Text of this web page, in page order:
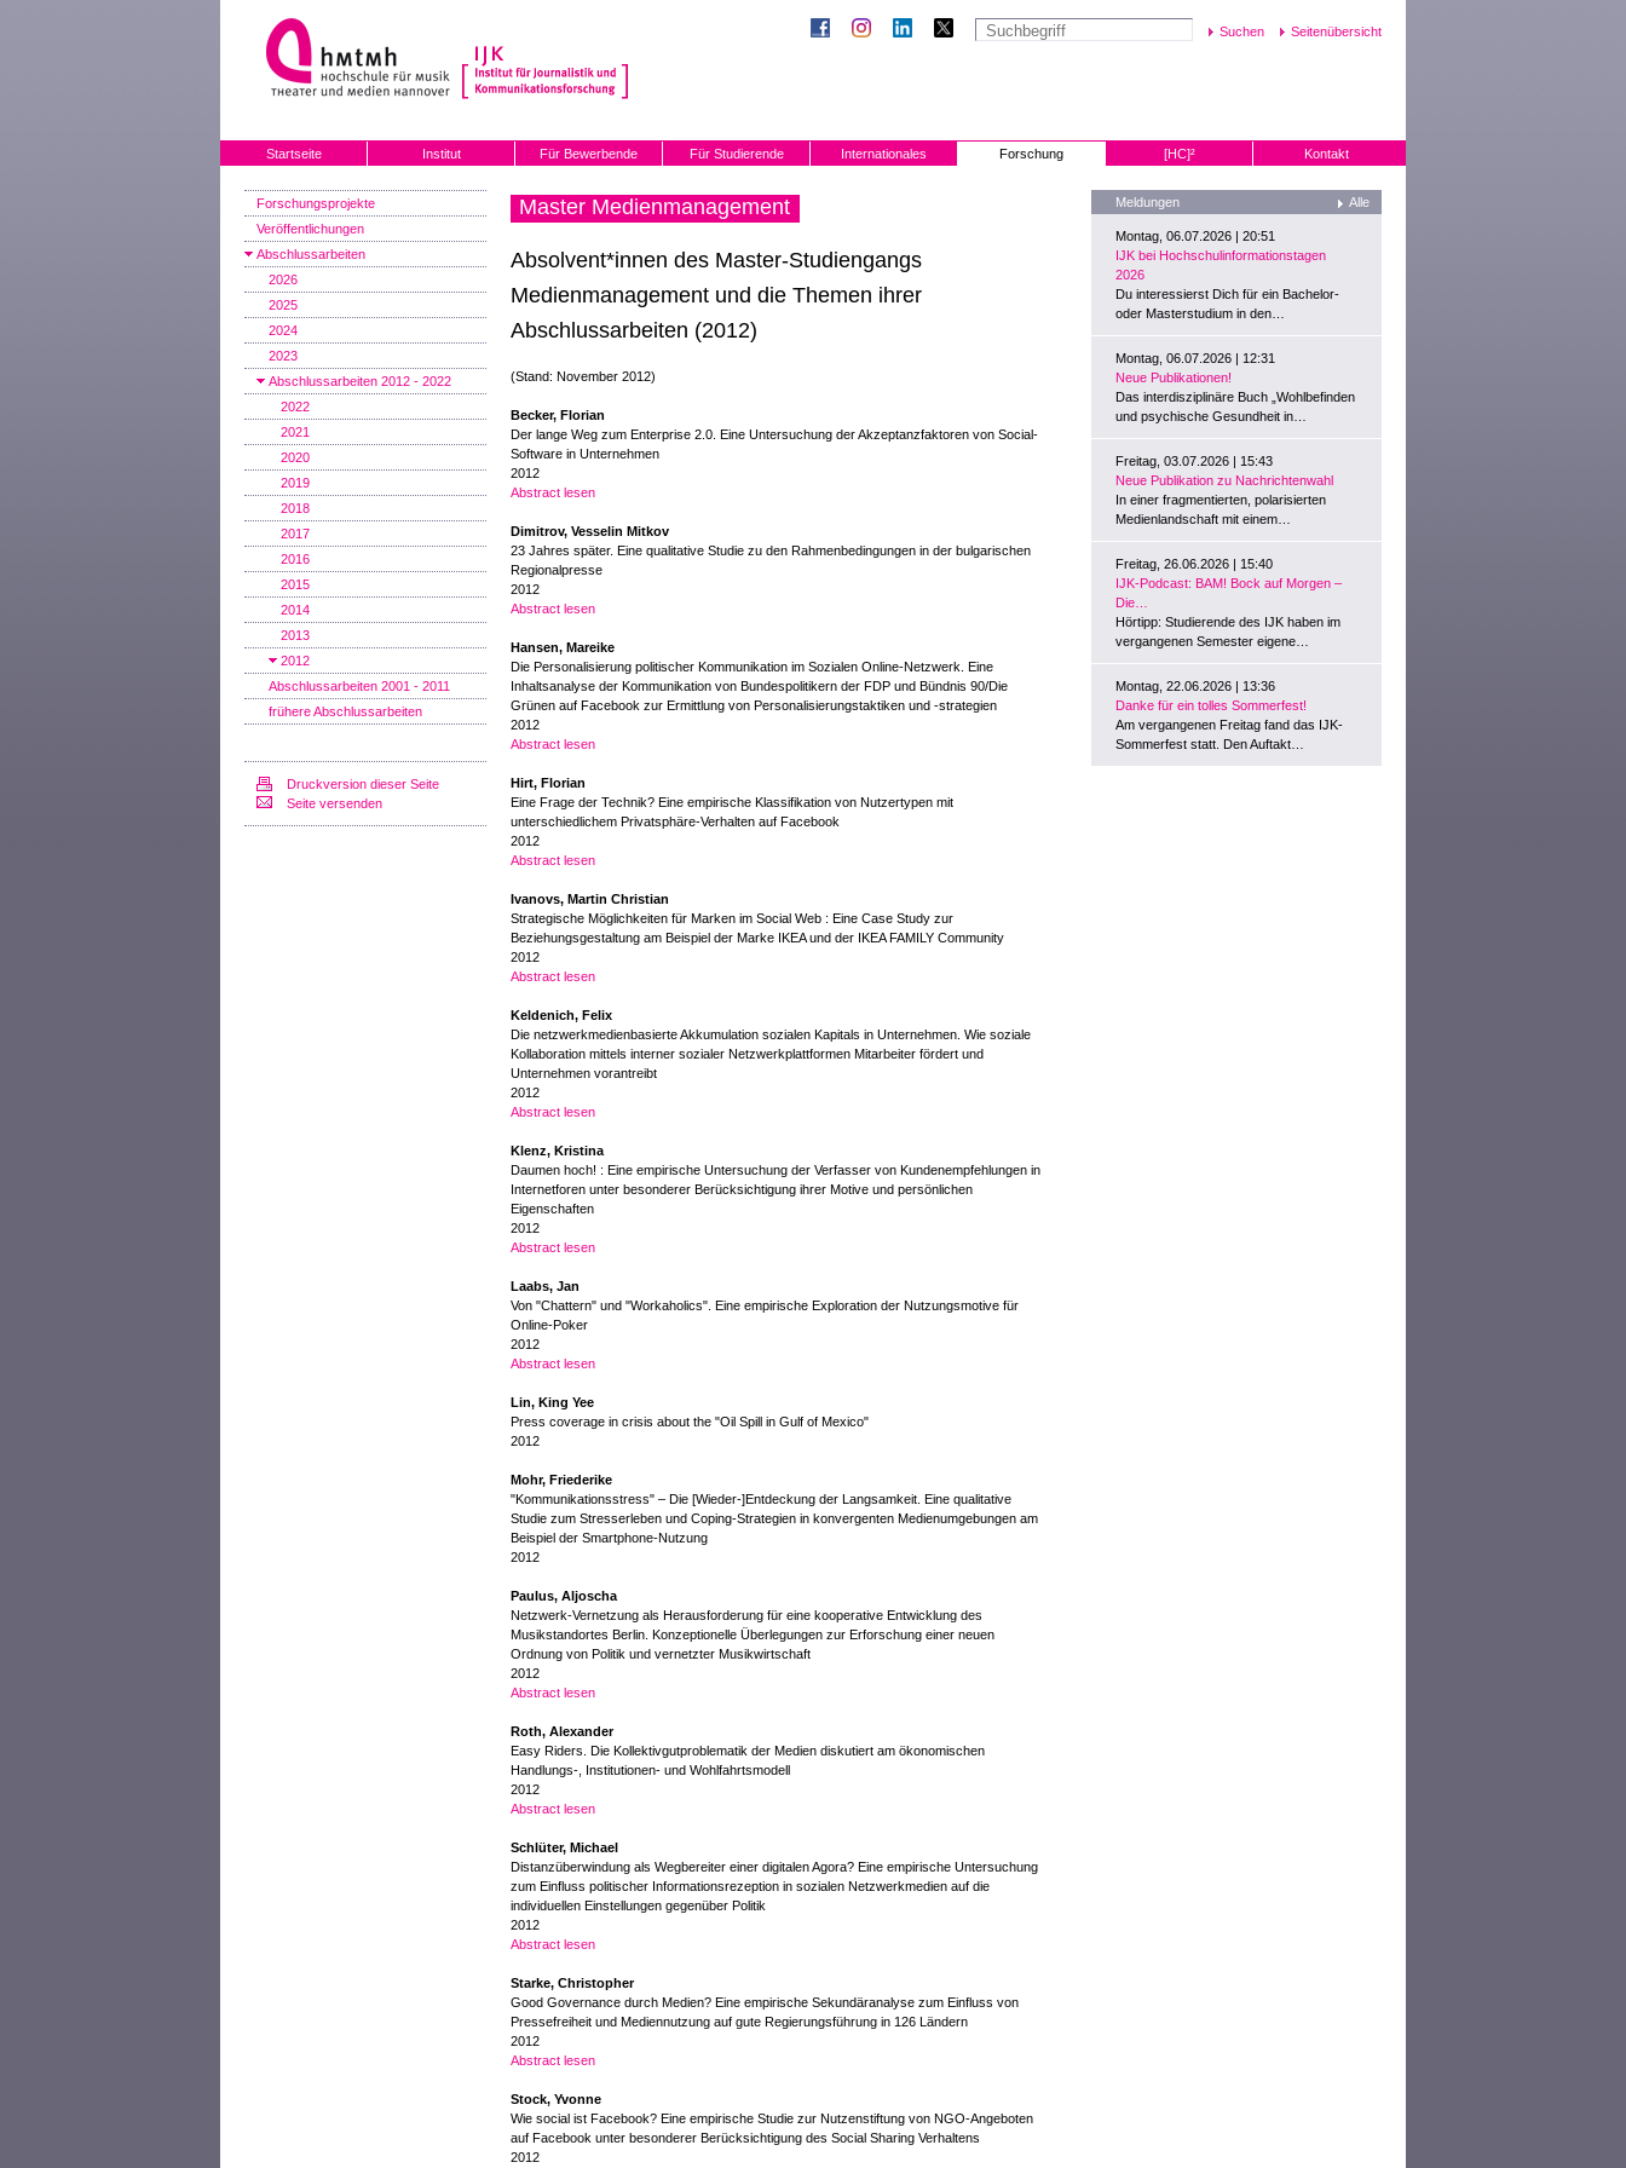
Seitenübersicht
Startseite Institut Für Bewerbende Für Studierende Internationales Forschung [HC]² Kontakt
Forschungsprojekte
Veröffentlichungen
Abschlussarbeiten
2026
2025
2024
2023
Abschlussarbeiten 2012 - 2022
2022
2021
2020
2019
2018
2017
2016
2015
2014
2013
2012
Abschlussarbeiten 2001 - 2011
frühere Abschlussarbeiten
Druckversion dieser Seite
Seite versenden
Master Medienmanagement
Absolvent*innen des Master-Studiengangs
Medienmanagement und die Themen ihrer
Abschlussarbeiten (2012)
(Stand: November 2012)
Becker, Florian
Der lange Weg zum Enterprise 2.0. Eine Untersuchung der Akzeptanzfaktoren von Social-
Software in Unternehmen
2012
Abstract lesen
Dimitrov, Vesselin Mitkov
23 Jahres später. Eine qualitative Studie zu den Rahmenbedingungen in der bulgarischen
Regionalpresse
2012
Abstract lesen
Hansen, Mareike
Die Personalisierung politischer Kommunikation im Sozialen Online-Netzwerk. Eine
Inhaltsanalyse der Kommunikation von Bundespolitikern der FDP und Bündnis 90/Die
Grünen auf Facebook zur Ermittlung von Personalisierungstaktiken und -strategien
2012
Abstract lesen
Hirt, Florian
Eine Frage der Technik? Eine empirische Klassifikation von Nutzertypen mit
unterschiedlichem Privatsphäre-Verhalten auf Facebook
2012
Abstract lesen
Ivanovs, Martin Christian
Strategische Möglichkeiten für Marken im Social Web : Eine Case Study zur
Beziehungsgestaltung am Beispiel der Marke IKEA und der IKEA FAMILY Community
2012
Abstract lesen
Keldenich, Felix
Die netzwerkmedienbasierte Akkumulation sozialen Kapitals in Unternehmen. Wie soziale
Kollaboration mittels interner sozialer Netzwerkplattformen Mitarbeiter fördert und
Unternehmen vorantreibt
2012
Abstract lesen
Klenz, Kristina
Daumen hoch! : Eine empirische Untersuchung der Verfasser von Kundenempfehlungen in
Internetforen unter besonderer Berücksichtigung ihrer Motive und persönlichen
Eigenschaften
2012
Abstract lesen
Laabs, Jan
Von "Chattern" und "Workaholics". Eine empirische Exploration der Nutzungsmotive für
Online-Poker
2012
Abstract lesen
Lin, King Yee
Press coverage in crisis about the "Oil Spill in Gulf of Mexico"
2012
Mohr, Friederike
"Kommunikationsstress" – Die [Wieder-]Entdeckung der Langsamkeit. Eine qualitative
Studie zum Stresserleben und Coping-Strategien in konvergenten Medienumgebungen am
Beispiel der Smartphone-Nutzung
2012
Paulus, Aljoscha
Netzwerk-Vernetzung als Herausforderung für eine kooperative Entwicklung des
Musikstandortes Berlin. Konzeptionelle Überlegungen zur Erforschung einer neuen
Ordnung von Politik und vernetzter Musikwirtschaft
2012
Abstract lesen
Roth, Alexander
Easy Riders. Die Kollektivgutproblematik der Medien diskutiert am ökonomischen
Handlungs-, Institutionen- und Wohlfahrtsmodell
2012
Abstract lesen
Schlüter, Michael
Distanzüberwindung als Wegbereiter einer digitalen Agora? Eine empirische Untersuchung
zum Einfluss politischer Informationsrezeption in sozialen Netzwerkmedien auf die
individuellen Einstellungen gegenüber Politik
2012
Abstract lesen
Starke, Christopher
Good Governance durch Medien? Eine empirische Sekundäranalyse zum Einfluss von
Pressefreiheit und Mediennutzung auf gute Regierungsführung in 126 Ländern
2012
Abstract lesen
Stock, Yvonne
Wie social ist Facebook? Eine empirische Studie zur Nutzenstiftung von NGO-Angeboten
auf Facebook unter besonderer Berücksichtigung des Social Sharing Verhaltens
2012
Meldungen Alle
Montag, 06.07.2026 | 20:51
IJK bei Hochschulinformationstagen
2026
Du interessierst Dich für ein Bachelor-
oder Masterstudium in den…
Montag, 06.07.2026 | 12:31
Neue Publikationen!
Das interdisziplinäre Buch „Wohlbefinden
und psychische Gesundheit in…
Freitag, 03.07.2026 | 15:43
Neue Publikation zu Nachrichtenwahl
In einer fragmentierten, polarisierten
Medienlandschaft mit einem…
Freitag, 26.06.2026 | 15:40
IJK-Podcast: BAM! Bock auf Morgen –
Die…
Hörtipp: Studierende des IJK haben im
vergangenen Semester eigene…
Montag, 22.06.2026 | 13:36
Danke für ein tolles Sommerfest!
Am vergangenen Freitag fand das IJK-
Sommerfest statt. Den Auftakt…